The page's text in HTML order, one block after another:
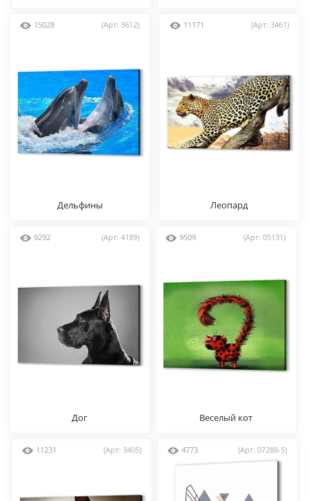
15028 (Арт: 3612)
Дельфины
11171 (Арт: 3461)
Леопард
9292 (Арт: 4189)
Дог
9509 (Арт: 05131)
Веселый кот
11231 (Арт: 3405) 4773 (Арт: 07288-5)